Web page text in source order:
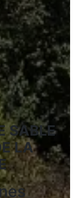
SABLE
LA